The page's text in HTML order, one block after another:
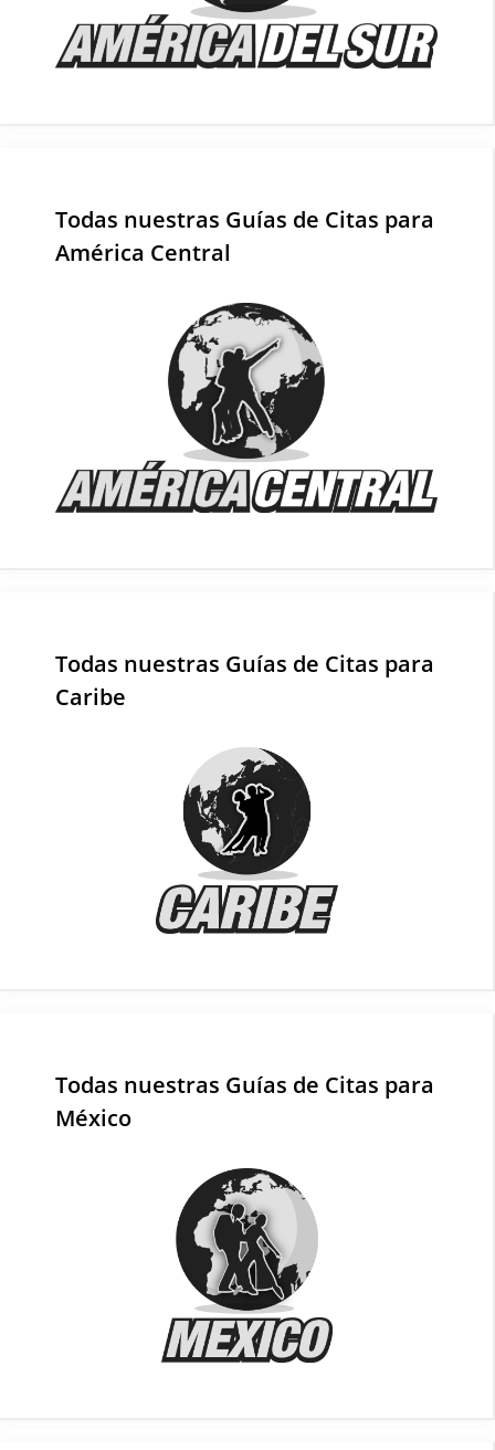
Todas nuestras Guías de Citas para
América Central
Todas nuestras Guías de Citas para
Caribe
Todas nuestras Guías de Citas para
México